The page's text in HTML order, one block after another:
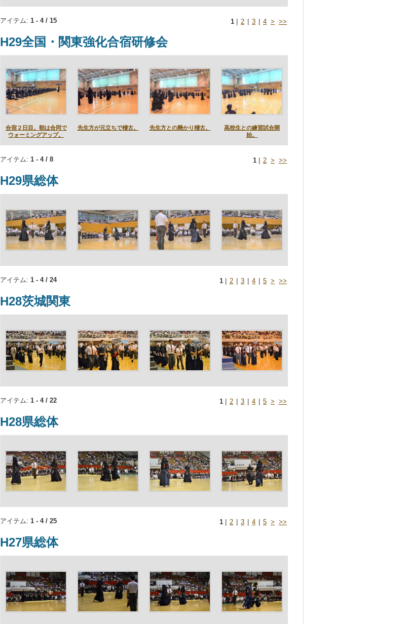
アイテム: 1 - 4 / 15 1 2 3 4 > >>
H29全国・関東強化合宿研修会
合宿２日目。朝は合同で
ウォーミングアップ。
先生方が元立ちで稽古。 先生方との懸かり稽古。
高校生との練習試合開
始。
アイテム: 1 - 4 / 8 1 2 > >>
H29県総体
アイテム: 1 - 4 / 24 1 2 3 4 5 > >>
H28茨城関東
アイテム: 1 - 4 / 22 1 2 3 4 5 > >>
H28県総体
アイテム: 1 - 4 / 25 1 2 3 4 5 > >>
H27県総体